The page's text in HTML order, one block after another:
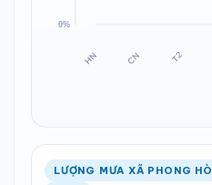
LƯỢNG MƯA XÃ PHONG